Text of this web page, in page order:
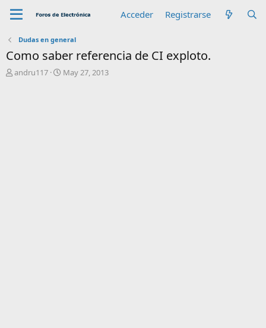
Acceder Registrarse
Dudas en general
Como saber referencia de CI exploto.
A
andru117
F
May 27, 2013